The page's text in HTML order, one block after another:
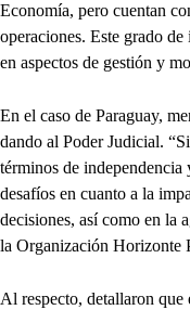
Economía, pero cuentan
operaciones. Este grado
en aspectos de gestión y
En el caso de Paraguay,
dando al Poder Judicial.
términos de independencia
desafíos en cuanto a la
decisiones, así como en la
la Organización Horizonte
Al respecto, detallaron que